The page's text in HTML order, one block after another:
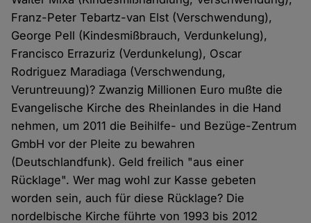
Franz-Peter Tebartz-van Elst (Verschwendung),
George Pell (Kindesmißbrauch, Verdunkelung),
Francisco Errazuriz (Verdunkelung), Oscar
Rodriguez Maradiaga (Verschwendung,
Veruntreuung)? Zwanzig Millionen Euro mußte die
Evangelische Kirche des Rheinlandes in die Hand
nehmen, um 2011 die Beihilfe- und Bezüge-Zentrum
GmbH vor der Pleite zu bewahren
(Deutschlandfunk). Geld freilich "aus einer
Rücklage". Wer mag wohl zur Kasse gebeten
worden sein, auch für diese Rücklage? Die
nordelbische Kirche führte von 1993 bis 2012